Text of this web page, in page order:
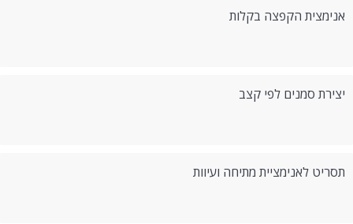
אנימצית הקפצה בקלות
יצירת סמנים לפי קצב
תסריט לאנימציית מתיחה ועיוות